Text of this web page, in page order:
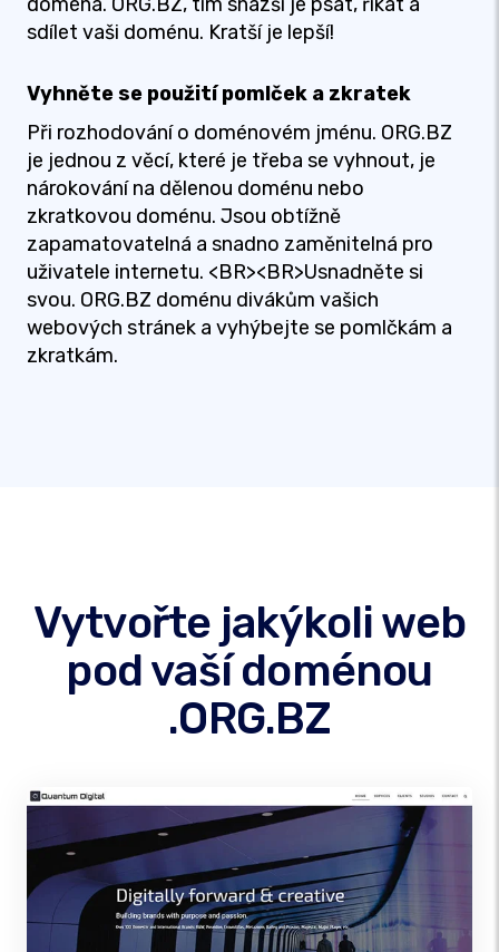
sdílet vaši doménu. Kratší je lepší!
Vyhněte se použití pomlček a zkratek
Při rozhodování o doménovém jménu. ORG.BZ
je jednou z věcí, které je třeba se vyhnout, je
nárokování na dělenou doménu nebo
zkratkovou doménu. Jsou obtížně
zapamatovatelná a snadno zaměnitelná pro
uživatele internetu. <BR><BR>Usnadněte si
svou. ORG.BZ doménu divákům vašich
webových stránek a vyhýbejte se pomlčkám a
zkratkám.
Vytvořte jakýkoli web
pod vaší doménou
.ORG.BZ